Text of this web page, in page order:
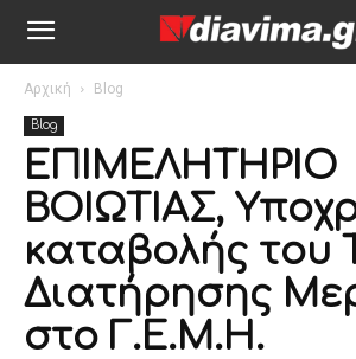
Αρχική Blog
Blog
ΕΠΙΜΕΛΗΤΗΡΙΟ
ΒΟΙΩΤΙΑΣ,
καταβολής του
Διατήρησης
στο Γ.Ε.Μ.Η.